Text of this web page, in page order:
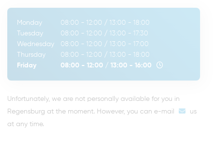
Monday 08:00 - 12:00 / 13:00 - 18:00
Tuesday
08:00 - 12:00 / 13:00 - 17:30
Wednesday
08:00 - 12:00 / 13:00 - 17:00
Thursday
08:00 - 12:00 / 13:00 - 18:00
Friday
08:00 - 12:00 / 13:00 - 16:00
Unfortunately, we are not personally available for you in
Regensburg at the moment. However, you can e-mail
us
at any time.